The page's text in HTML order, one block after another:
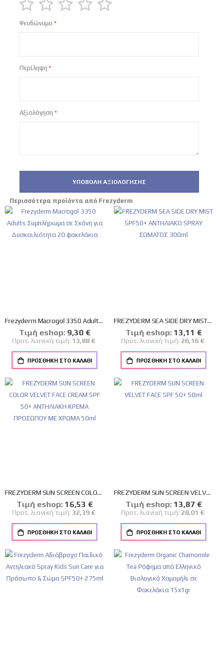
star
stars
stars
stars
stars
Ψευδώνυμο
Περίληψη
Αξιολόγηση
ΥΠΟΒΟΛΉ ΑΞΙΟΛΌΓΗΣΗΣ
Περισσότερα προϊόντα από Frezyderm
Frezyderm Macrogol 3350 Adults Συμπλήρωμα σε Σκόνη για Δυσκοιλιότητα 20 φακελάκια
Tιμή eshop: Ειδική
Τιμή
9,30 €
Προτ. λιανική τιμή: 13,88 €
ΠΡΟΣΘΉΚΗ ΣΤΟ ΚΑΛΆΘΙ
FREZYDERM SEA SIDE DRY MIST SPF50+ ΑΝΤΗΛΙΑΚΟ SPRAY ΣΩΜΑΤΟΣ 300ml
Tιμή eshop: Ειδική
Τιμή
13,11 €
Προτ. λιανική τιμή: 26,16 €
ΠΡΟΣΘΉΚΗ ΣΤΟ ΚΑΛΆΘΙ
FREZYDERM SUN SCREEN COLOR VELVET FACE CREAM SPF 50+ ΑΝΤΗΛΙΑΚΗ ΚΡΕΜΑ ΠΡΟΣΩΠΟΥ ΜΕ ΧΡΩΜΑ 50ml
Tιμή eshop: Ειδική
Τιμή
16,53 €
Προτ. λιανική τιμή: 32,39 €
ΠΡΟΣΘΉΚΗ ΣΤΟ ΚΑΛΆΘΙ
FREZYDERM SUN SCREEN VELVET FACE SPF 50+ 50ml
Tιμή eshop: Ειδική
Τιμή
13,87 €
Προτ. λιανική τιμή: 28,01 €
ΠΡΟΣΘΉΚΗ ΣΤΟ ΚΑΛΆΘΙ